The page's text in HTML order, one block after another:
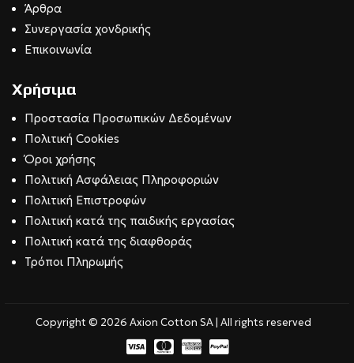
Άρθρα
Συνεργασία χονδρικής
Επικοινωνία
Χρήσιμα
Προστασία Προσωπικών Δεδομένων
Πολιτική Cookies
Όροι χρήσης
Πολιτική Ασφάλειας Πληροφοριών
Πολιτική Επιστροφών
Πολιτική κατά της παιδικής εργασίας
Πολιτική κατά της διαφθοράς
Τρόποι Πληρωμής
Copyright © 2026 Axion Cotton SA | All rights reserved